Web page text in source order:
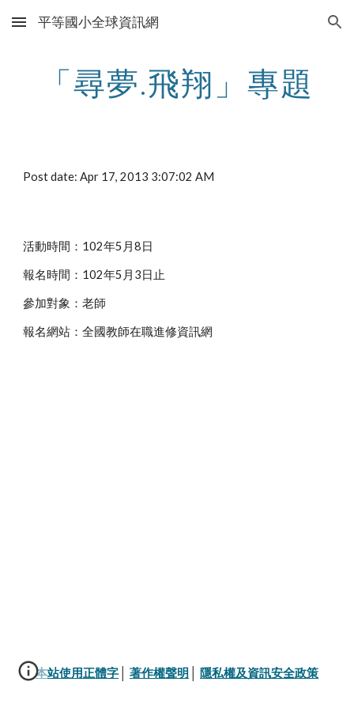
Skip to main content Skip to navigation
平等國小全球資訊網
「尋夢.飛翔」專題
Post date: Apr 17, 2013 3:07:02 AM
活動時間：102年5月8日
報名時間：102年5月3日止
參加對象：老師
報名網站：全國教師在職進修資訊網
本站使用正體字 著作權聲明 隱私權及資訊安全政策